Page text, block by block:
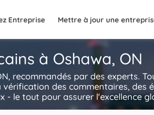
Entreprise Mettre à jour une
à Oshawa, ON
recommandés par des experts.
vérification des commentaires, des
le tout pour assurer l'excellence